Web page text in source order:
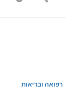
רפואה ובריאות